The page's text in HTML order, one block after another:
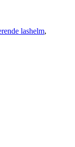
lashelm,